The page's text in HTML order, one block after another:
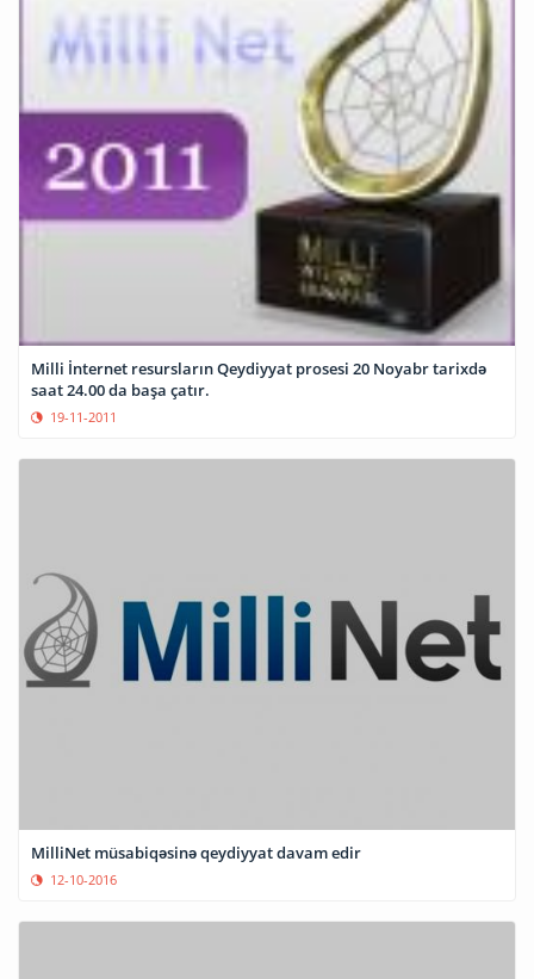
Milli İnternet resursların Qeydiyyat prosesi 20 Noyabr tarixdə
saat 24.00 da başa çatır.
19-11-2011
MilliNet müsabiqəsinə qeydiyyat davam edir
12-10-2016